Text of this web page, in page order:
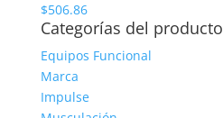
$506.86
Categorías del producto
Equipos Funcional
Marca
Impulse